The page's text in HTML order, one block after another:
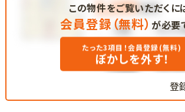
この物件をご覧いただくに
会員登録（無料） が必要
たった3項目！会員登録(無料)
ぼかしを外す！
登